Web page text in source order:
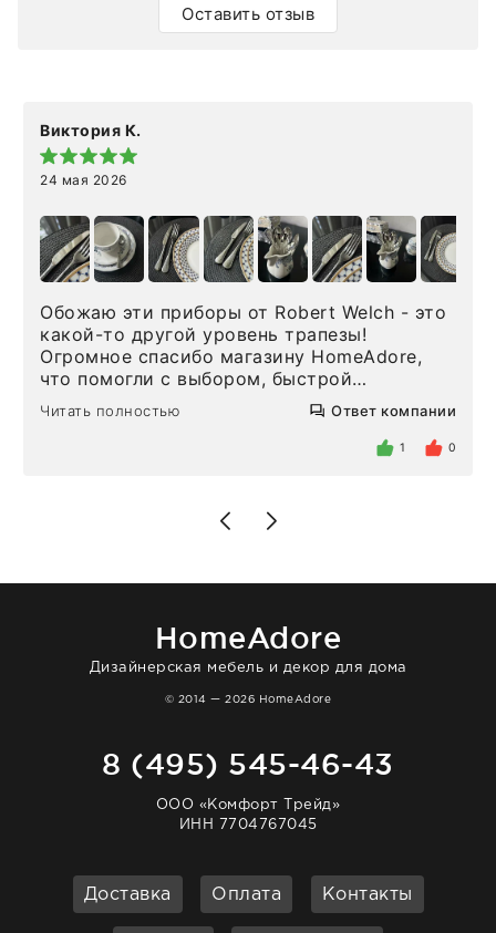
Оставить отзыв
Виктория К.
24 мая 2026
Обожаю эти приборы от Robert Welch - это
какой-то другой уровень трапезы!
Огромное спасибо магазину HomeAdore,
что помогли с выбором, быстрой
доставкой и высоким сервисом. Один раз
была здесь лично, забирала чайные ложки,
внутри очень много антикварной посуды,
Позже заказывала остальные приборы -
доставили сдэком на следующий день к
отвечает очень быстро. Взаимодействием
Читать полностью Ответ компании
1 0
HomeAdore
Дизайнерская мебель и декор для дома
© 2014 — 2026 HomeAdore
8 (495) 545-46-43
ООО «Комфорт Трейд»
ИНН 7704767045
Доставка Оплата Контакты